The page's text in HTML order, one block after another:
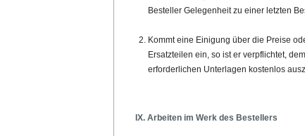
Besteller Gelegenheit zu einer letzten
Kommt eine Einigung über die Preise
Ersatzteilen ein, so ist er verpflichtet,
erforderlichen Unterlagen kostenlos
IX. Arbeiten im Werk des Bestellers